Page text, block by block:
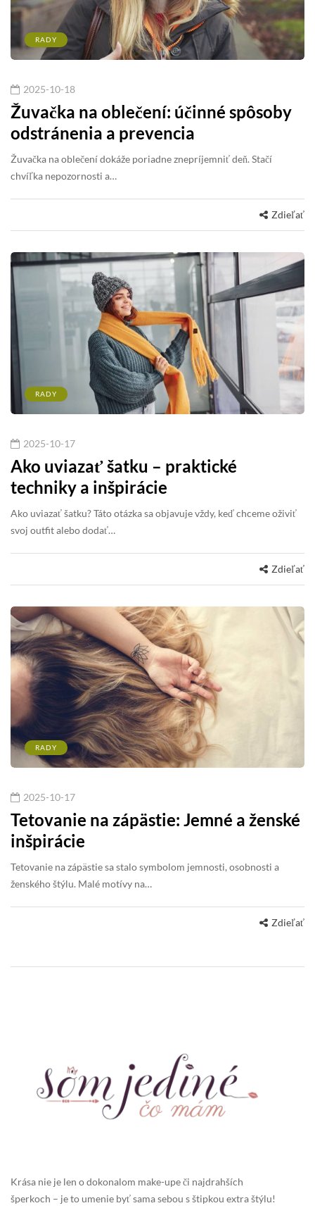
RADY
2025-10-18
Žuvačka na oblečení: účinné spôsoby
odstránenia a prevencia
Žuvačka na oblečení dokáže poriadne znepríjemniť deň. Stačí
chvíľka nepozornosti a…
Zdieľať
RADY
2025-10-17
Ako uviazať šatku – praktické
techniky a inšpirácie
Ako uviazať šatku? Táto otázka sa objavuje vždy, keď chceme oživiť
svoj outfit alebo dodať…
Zdieľať
RADY
2025-10-17
Tetovanie na zápästie: Jemné a ženské
inšpirácie
Tetovanie na zápästie sa stalo symbolom jemnosti, osobnosti a
ženského štýlu. Malé motívy na…
Zdieľať
Krása nie je len o dokonalom make-upe či najdrahších
šperkoch – je to umenie byť sama sebou s štipkou extra štýlu!